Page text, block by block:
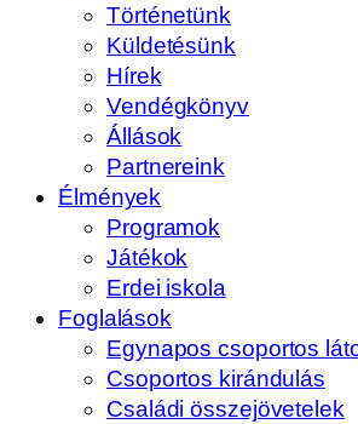
Történetünk
Küldetésünk
Hírek
Vendégkönyv
Állások
Partnereink
Élmények
Programok
Játékok
Erdei iskola
Foglalások
Egynapos csoportos
Csoportos kirándulás
Családi összejövetelek